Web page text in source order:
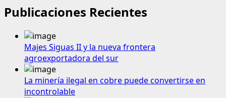
Publicaciones Recientes
Majes Siguas II y la nueva frontera
agroexportadora del sur
La minería ilegal en cobre puede convertirse en
incontrolable